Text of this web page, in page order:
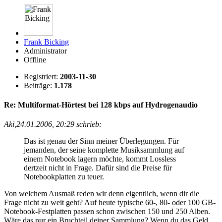
Frank Bicking
Administrator
Offline
Registriert: 2003-11-30
Beiträge: 1.178
Re: Multiformat-Hörtest bei 128 kbps auf Hydrogenaudio
Aki,24.01.2006, 20:29 schrieb:
Das ist genau der Sinn meiner Überlegungen. Für
jemanden, der seine komplette Musiksammlung auf
einem Notebook lagern möchte, kommt Lossless
dertzeit nicht in Frage. Dafür sind die Preise für
Notebookplatten zu teuer.
Von welchem Ausmaß reden wir denn eigentlich, wenn dir die
Frage nicht zu weit geht? Auf heute typische 60-, 80- oder 100 GB-
Notebook-Festplatten passen schon zwischen 150 und 250 Alben.